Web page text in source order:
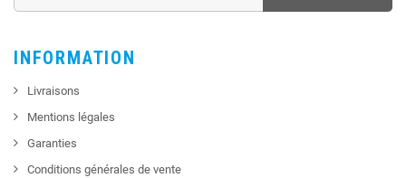
INFORMATION
Livraisons
Mentions légales
Garanties
Conditions générales de vente